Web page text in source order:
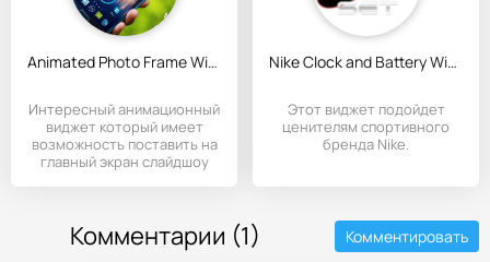
Animated Photo Frame Widget
Интересный анимационный
виджет который имеет
возможность поставить на
главный экран слайдшоу
Nike Clock and Battery Widgets
Этот виджет подойдет
ценителям спортивного
бренда Nike.
Комментарии (1) Комментировать